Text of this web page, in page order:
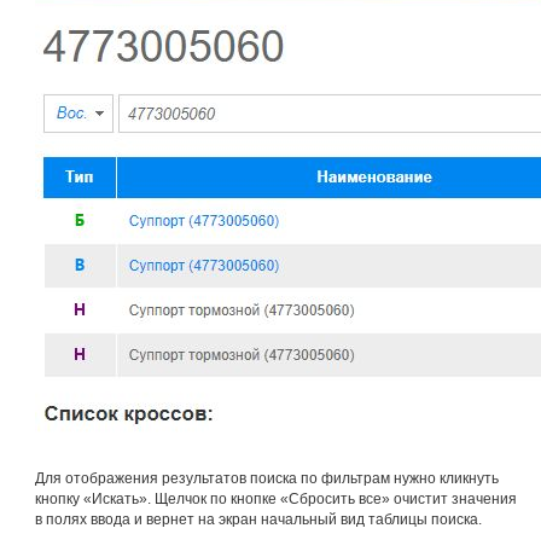
Для отображения результатов поиска по фильтрам нужно кликнуть
кнопку «Искать». Щелчок по кнопке «Сбросить все» очистит значения
в полях ввода и вернет на экран начальный вид таблицы поиска.